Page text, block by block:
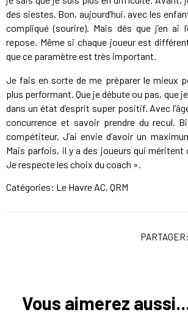
des siestes. Bon, aujourd’hui, avec les
compliqué (sourire). Mais dès que j’en ai
repose. Même si chaque joueur est
que ce paramètre est très important.
Je fais en sorte de me préparer le mieux
plus performant. Que je débute ou pas, que
dans un état d’esprit super positif. Avec
concurrence et savoir prendre du recul.
compétiteur. J’ai envie d’avoir un
Mais parfois, il y a des joueurs qui méritent
Je respecte les choix du coach ».
Catégories: Le Havre AC, QRM
PARTAGER:
Vous aimerez